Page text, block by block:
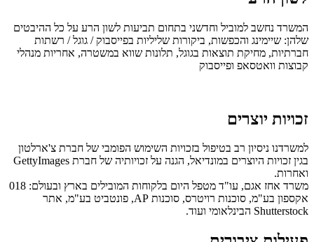
המשרד נחשב למוביל וחדשני בתחום תביעות לשון הרע על כל ההיבטים
שלהן: שיימינג והכפשות, ביקורות שליליות בפייסבוק / גוגל / רשתות
חברתיות, מחיקת תוצאות בגוגל, תלונות שווא במשטרה, אחריות מנהלי
קבוצות וואטסאפ ופייסבוק
זכויות יוצרים
למשרדנו ניסיון רב בטיפול בזכויות השימוש הפומבי של חברת צ'ארלטון
בגין זכויות היוצרים במונדיאל, הגנה על זכויותיה של חברת GettyImages
ואחרות.
משרד אחז אגם, עו"ד מטפל היום בלקוחות המובילים בארץ ובעולם: 018
אקספון בע"מ, סוכנות רויטרס, סוכנות AP, פונטביט בע"מ, אתר
Shutterstock הבינלאומי ועוד.